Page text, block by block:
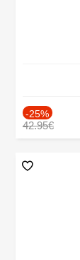
-25%
42.95€